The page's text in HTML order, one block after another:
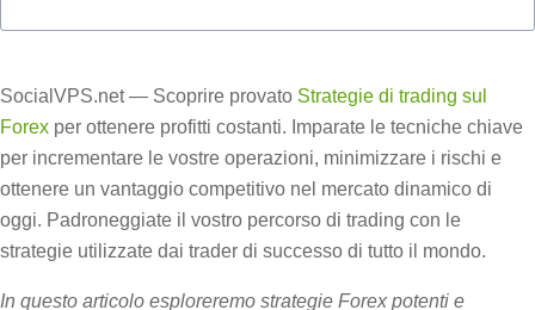
SocialVPS.net — Scoprire provato Strategie di trading sul
Forex per ottenere profitti costanti. Imparate le tecniche chiave
per incrementare le vostre operazioni, minimizzare i rischi e
ottenere un vantaggio competitivo nel mercato dinamico di
oggi. Padroneggiate il vostro percorso di trading con le
strategie utilizzate dai trader di successo di tutto il mondo.
In questo articolo esploreremo strategie Forex potenti e